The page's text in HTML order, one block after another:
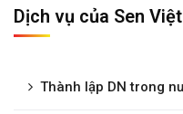
Dịch vụ của Sen Việt
Thành lập DN trong